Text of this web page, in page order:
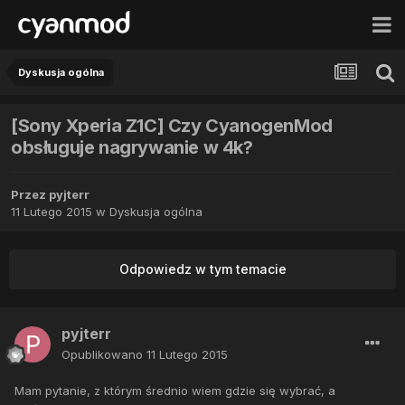
Dyskusja ogólna
[Sony Xperia Z1C] Czy CyanogenMod
obsługuje nagrywanie w 4k?
Przez pyjterr
11 Lutego 2015 w Dyskusja ogólna
Odpowiedz w tym temacie
pyjterr
Opublikowano 11 Lutego 2015
Mam pytanie, z którym średnio wiem gdzie się wybrać, a